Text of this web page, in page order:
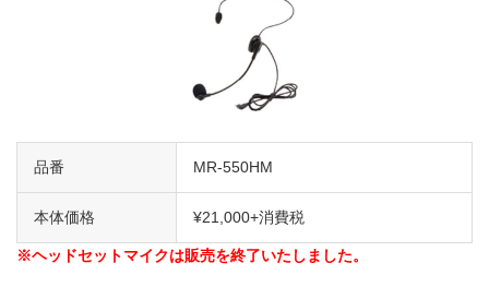
品番 MR-550HM
本体価格 ¥21,000+消費税
※ヘッドセットマイクは販売を終了いたしました。